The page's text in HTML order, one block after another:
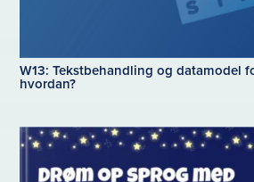
W13: Tekstbehandling og datamodel
hvordan?